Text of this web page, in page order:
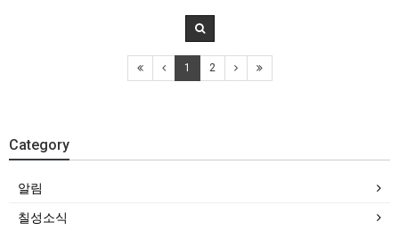
1 2
Category
알림
칠성소식